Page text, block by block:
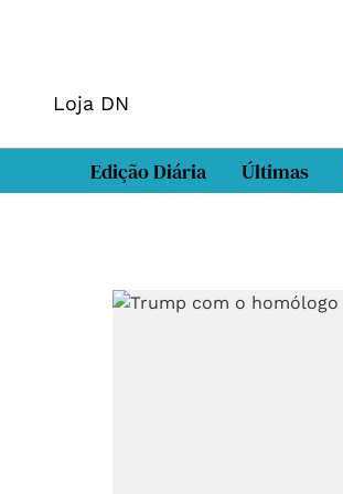
Loja DN
Edição Diária Últimas